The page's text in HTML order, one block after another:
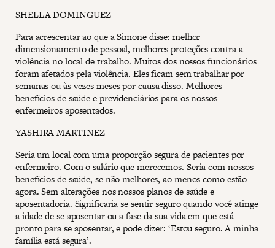
SHELLA DOMINGUEZ
Para acrescentar ao que a Simone disse: melhor
dimensionamento de pessoal, melhores proteções contra a
violência no local de trabalho. Muitos dos nossos funcionários
foram afetados pela violência. Eles ficam sem trabalhar por
semanas ou às vezes meses por causa disso. Melhores
benefícios de saúde e previdenciários para os nossos
enfermeiros aposentados.
YASHIRA MARTINEZ
Seria um local com uma proporção segura de pacientes por
enfermeiro. Com o salário que merecemos. Seria com nossos
benefícios de saúde, se não melhores, ao menos como estão
agora. Sem alterações nos nossos planos de saúde e
aposentadoria. Significaria se sentir seguro quando você atinge
a idade de se aposentar ou a fase da sua vida em que está
pronto para se aposentar, e pode dizer: ‘Estou seguro. A minha
família está segura’.